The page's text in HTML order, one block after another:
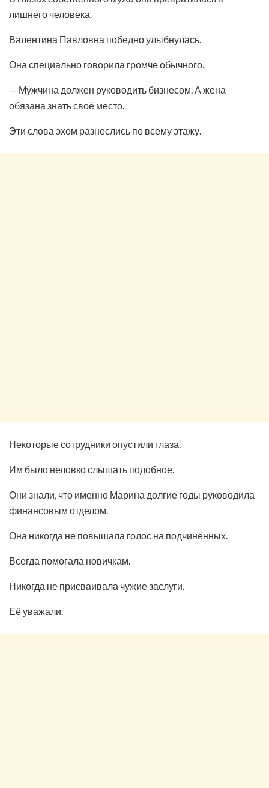
лишнего человека.
Валентина Павловна победно улыбнулась.
Она специально говорила громче обычного.
— Мужчина должен руководить бизнесом. А жена
обязана знать своё место.
Эти слова эхом разнеслись по всему этажу.
Некоторые сотрудники опустили глаза.
Им было неловко слышать подобное.
Они знали, что именно Марина долгие годы руководила
финансовым отделом.
Она никогда не повышала голос на подчинённых.
Всегда помогала новичкам.
Никогда не присваивала чужие заслуги.
Её уважали.